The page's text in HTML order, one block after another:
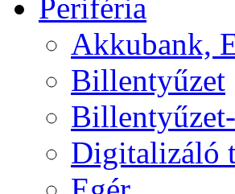
Periféria
Akkubank,
Billentyűzet
Digitalizáló